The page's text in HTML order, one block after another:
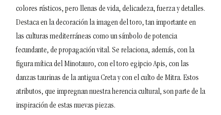
colores rústicos, pero llenas de vida, delicadeza, fuerza y detalles.
Destaca en la decoración la imagen del toro, tan importante en
las culturas mediterráneas como un símbolo de potencia
fecundante, de propagación vital. Se relaciona, además, con la
figura mítica del Minotauro, con el toro egipcio Apis, con las
danzas taurinas de la antigua Creta y con el culto de Mitra. Estos
atributos, que impregnan nuestra herencia cultural, son parte de la
inspiración de estas nuevas piezas.